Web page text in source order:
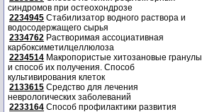
синдромов при остеохондрозе
2234945 Стабилизатор водного раствора и
водосодержащего сырья
2334762 Растворимая ассоциативная
карбоксиметилцеллюлоза
2234514 Макропористые хитозановые гранулы
и способ их получения. Способ
культивирования клеток
2133615 Средство для лечения
неврологических заболеваний
2233164 Способ профилактики развития